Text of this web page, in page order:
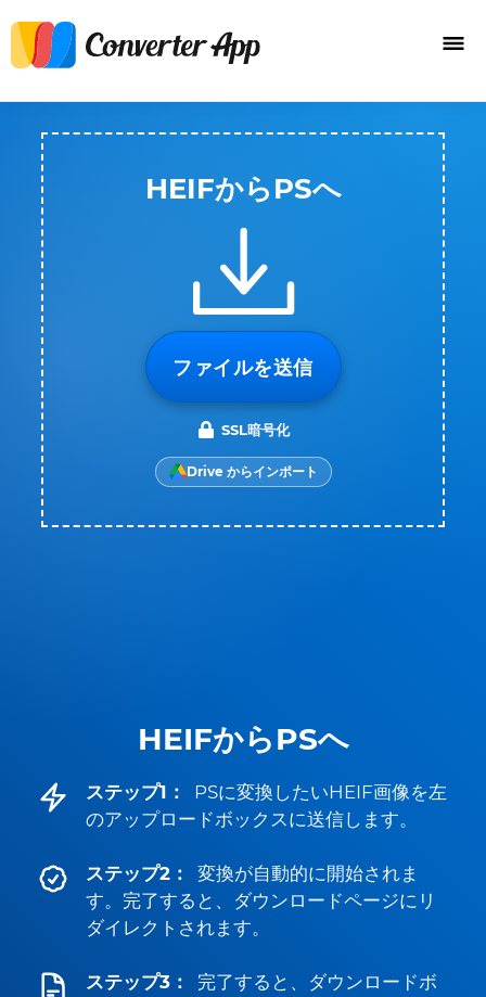
HEIFからPSへ
ステップ1：
PSに変換したいHEIF画像を左
のアップロードボックスに送信します。
ステップ2：
変換が自動的に開始されま
す。完了すると、ダウンロードページにリ
ダイレクトされます。
ステップ3：
完了すると、ダウンロードボ
HEIFからPSへ
ファイルを送信
SSL暗号化
Drive からインポート